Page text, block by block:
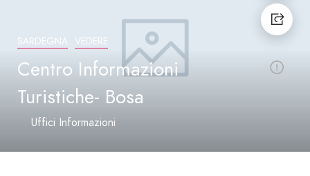
SARDEGNA VEDERE
Centro Informazioni
Turistiche- Bosa
Uffici Informazioni